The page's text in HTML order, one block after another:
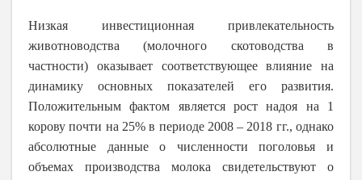
Низкая инвестиционная привлекательность
животноводства (молочного скотоводства в
частности) оказывает соответствующее влияние на
динамику основных показателей его развития.
Положительным фактом является рост надоя на 1
корову почти на 25% в периоде 2008 – 2018 гг., однако
абсолютные данные о численности поголовья и
объемах производства молока свидетельствуют о